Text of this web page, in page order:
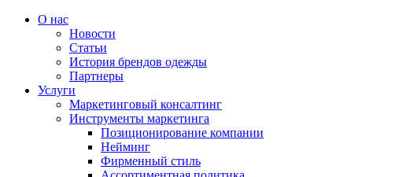
О нас
Новости
Статьи
История брендов одежды
Партнеры
Услуги
Маркетинговый консалтинг
Инструменты маркетинга
Позиционирование компании
Нейминг
Фирменный стиль